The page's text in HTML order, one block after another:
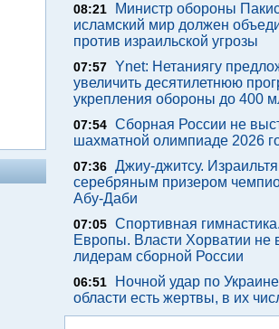
08:21
Министр обороны
исламский мир должен
против израильской угрозы
07:57 Ynet: Нетаниягу
увеличить десятилетнюю
укрепления обороны до 400
07:54 Сборная России не
шахматной олимпиаде 2026
07:36 Джиу-джитсу.
серебряным призером
Абу-Даби
07:05 Спортивная
Европы. Власти Хорватии не
лидерам сборной России
06:51
Ночной удар по
области есть жертвы, в их